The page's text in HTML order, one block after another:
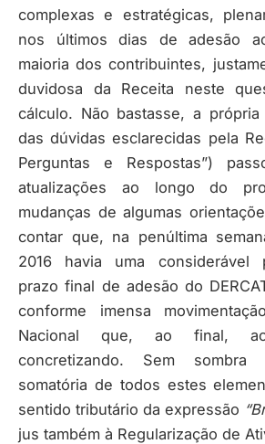
complexas e estratégicas,
nos últimos dias de adesão
maioria dos contribuintes,
duvidosa da Receita neste
cálculo. Não bastasse, a
das dúvidas esclarecidas pela
Perguntas e Respostas”)
atualizações ao longo do
mudanças de algumas
contar que, na penúltima
2016 havia uma considerável
prazo final de adesão do
conforme imensa
Nacional que, ao final,
concretizando. Sem
somatória de todos estes
sentido tributário da expressão
jus também à Regularização de